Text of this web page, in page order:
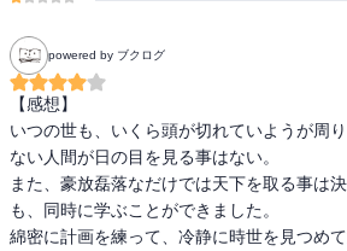
powered by ブクログ
【感想】
いつの世も、いくら頭が切れていようが周
ない人間が日の目を見る事はない。
また、豪放磊落なだけでは天下を取る事は
も、同時に学ぶことができました。
綿密に計画を練って、冷静に時世を見つめ